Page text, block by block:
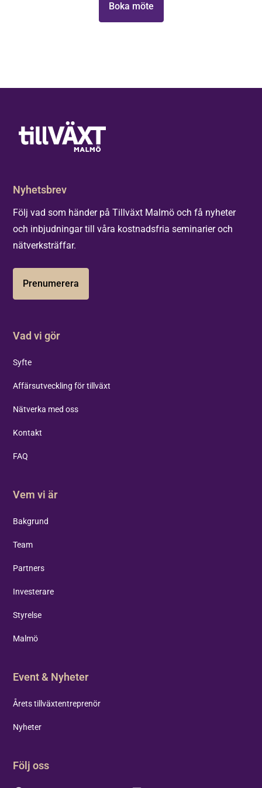
Boka möte
Nyhetsbrev
Följ vad som händer på Tillväxt Malmö och få nyheter
och inbjudningar till våra kostnadsfria seminarier och
nätverksträffar.
Prenumerera
Vad vi gör
Syfte
Affärsutveckling för tillväxt
Nätverka med oss
Kontakt
FAQ
Vem vi är
Bakgrund
Team
Partners
Investerare
Styrelse
Malmö
Event & Nyheter
Årets tillväxtentreprenör
Nyheter
Följ oss